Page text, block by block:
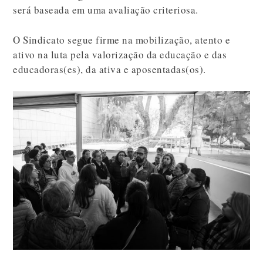
será baseada em uma avaliação criteriosa.
O Sindicato segue firme na mobilização, atento e
ativo na luta pela valorização da educação e das
educadoras(es), da ativa e aposentadas(os).